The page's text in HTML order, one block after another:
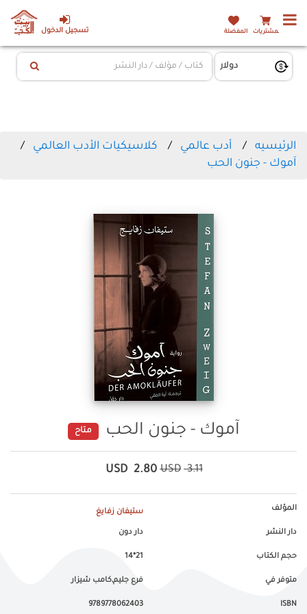
تسجيل الدخول المشتريات المفضلة
الرئيسيه أدب عالمي
كلاسيكيات الأدب العالمي
آموك - جنون الحب
آموك - جنون الحب متاح
3.11
USD
2.80
USD
المؤلف ستيفان زفايغ
دار النشر دار دون
حجم الكتاب 21*14
متوفر في فرع جليم,كامب شيزار
ISBN
9789778062403